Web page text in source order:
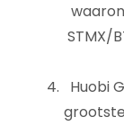
STMX/
Huobi